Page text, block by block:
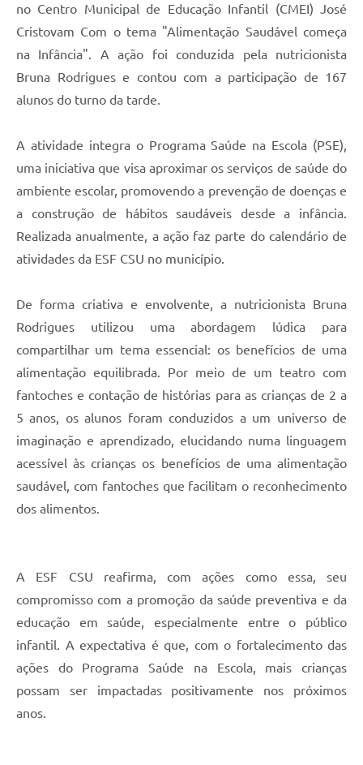
no Centro Municipal de Educação Infantil (CMEI) José
Cristovam Com o tema "Alimentação Saudável começa
na Infância". A ação foi conduzida pela nutricionista
Bruna Rodrigues e contou com a participação de 167
alunos do turno da tarde.
A atividade integra o Programa Saúde na Escola (PSE),
uma iniciativa que visa aproximar os serviços de saúde do
ambiente escolar, promovendo a prevenção de doenças e
a construção de hábitos saudáveis desde a infância.
Realizada anualmente, a ação faz parte do calendário de
atividades da ESF CSU no município.
De forma criativa e envolvente, a nutricionista Bruna
Rodrigues utilizou uma abordagem lúdica para
compartilhar um tema essencial: os benefícios de uma
alimentação equilibrada. Por meio de um teatro com
fantoches e contação de histórias para as crianças de 2 a
5 anos, os alunos foram conduzidos a um universo de
imaginação e aprendizado, elucidando numa linguagem
acessível às crianças os benefícios de uma alimentação
saudável, com fantoches que facilitam o reconhecimento
dos alimentos.
A ESF CSU reafirma, com ações como essa, seu
compromisso com a promoção da saúde preventiva e da
educação em saúde, especialmente entre o público
infantil. A expectativa é que, com o fortalecimento das
ações do Programa Saúde na Escola, mais crianças
possam ser impactadas positivamente nos próximos
anos.